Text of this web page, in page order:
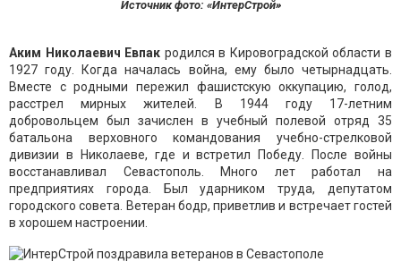
Источник фото: «ИнтерСтрой»
Аким Николаевич Евпак родился в Кировоградской области в
1927 году. Когда началась война, ему было четырнадцать.
Вместе с родными пережил фашистскую оккупацию, голод,
расстрел мирных жителей. В 1944 году 17-летним
добровольцем был зачислен в учебный полевой отряд 35
батальона верховного командования учебно-стрелковой
дивизии в Николаеве, где и встретил Победу. После войны
восстанавливал Севастополь. Много лет работал на
предприятиях города. Был ударником труда, депутатом
городского совета. Ветеран бодр, приветлив и встречает гостей
в хорошем настроении.